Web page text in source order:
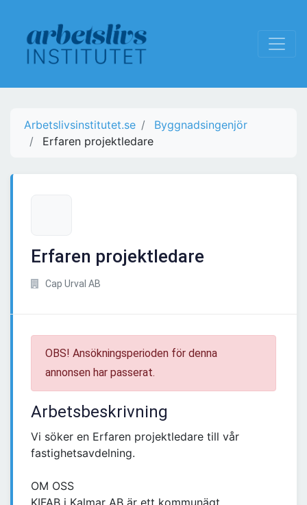
Arbetslivsinstitutet.se
Byggnadsingenjör
Erfaren projektledare
Erfaren projektledare
Cap Urval AB
OBS! Ansökningsperioden för denna
annonsen har passerat.
Arbetsbeskrivning
Vi söker en Erfaren projektledare till vår
fastighetsavdelning.
OM OSS